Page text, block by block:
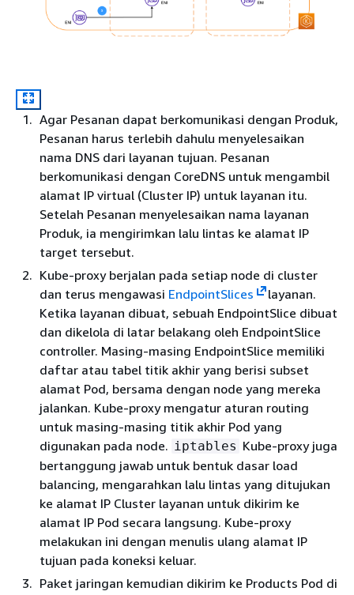
Agar Pesanan dapat berkomunikasi dengan Produk,
Pesanan harus terlebih dahulu menyelesaikan
nama DNS dari layanan tujuan. Pesanan
berkomunikasi dengan CoreDNS untuk mengambil
alamat IP virtual (Cluster IP) untuk layanan itu.
Setelah Pesanan menyelesaikan nama layanan
Produk, ia mengirimkan lalu lintas ke alamat IP
target tersebut.
Kube-proxy berjalan pada setiap node di cluster
dan terus mengawasi EndpointSlices
layanan.
Ketika layanan dibuat, sebuah EndpointSlice dibuat
dan dikelola di latar belakang oleh EndpointSlice
controller. Masing-masing EndpointSlice memiliki
daftar atau tabel titik akhir yang berisi subset
alamat Pod, bersama dengan node yang mereka
jalankan. Kube-proxy mengatur aturan routing
untuk masing-masing titik akhir Pod yang
digunakan pada node. iptables Kube-proxy juga
bertanggung jawab untuk bentuk dasar load
balancing, mengarahkan lalu lintas yang ditujukan
ke alamat IP Cluster layanan untuk dikirim ke
alamat IP Pod secara langsung. Kube-proxy
melakukan ini dengan menulis ulang alamat IP
tujuan pada koneksi keluar.
Paket jaringan kemudian dikirim ke Products Pod di